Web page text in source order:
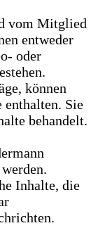
vom Mitglied
entweder
oder
können
enthalten. Sie
behandelt.
Inhalte, die